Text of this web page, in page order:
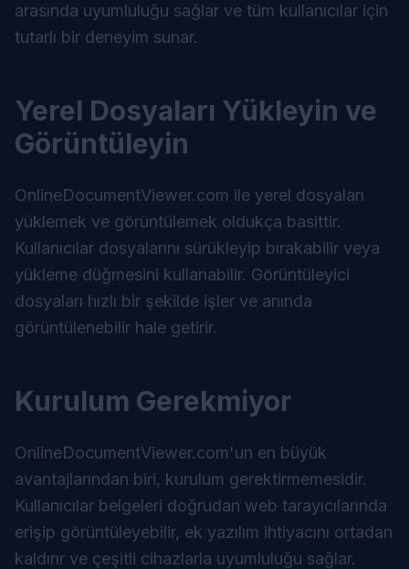
arasında uyumluluğu sağlar ve tüm kullanıcılar için
tutarlı bir deneyim sunar.
Yerel Dosyaları Yükleyin ve
Görüntüleyin
OnlineDocumentViewer.com ile yerel dosyaları
yüklemek ve görüntülemek oldukça basittir.
Kullanıcılar dosyalarını sürükleyip bırakabilir veya
yükleme düğmesini kullanabilir. Görüntüleyici
dosyaları hızlı bir şekilde işler ve anında
görüntülenebilir hale getirir.
Kurulum Gerekmiyor
OnlineDocumentViewer.com'un en büyük
avantajlarından biri, kurulum gerektirmemesidir.
Kullanıcılar belgeleri doğrudan web tarayıcılarında
erişip görüntüleyebilir, ek yazılım ihtiyacını ortadan
kaldırır ve çeşitli cihazlarla uyumluluğu sağlar.